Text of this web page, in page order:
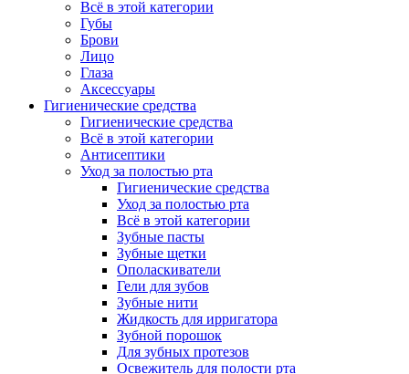
Всё в этой категории
Губы
Брови
Лицо
Глаза
Аксессуары
Гигиенические средства
Гигиенические средства
Всё в этой категории
Антисептики
Уход за полостью рта
Гигиенические средства
Уход за полостью рта
Всё в этой категории
Зубные пасты
Зубные щетки
Ополаскиватели
Гели для зубов
Зубные нити
Жидкость для ирригатора
Зубной порошок
Для зубных протезов
Освежитель для полости рта